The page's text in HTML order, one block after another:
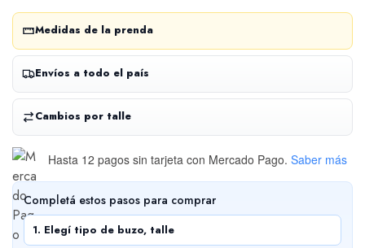
Medidas de la prenda
Envíos a todo el país
Cambios por talle
Hasta 12 pagos sin tarjeta con Mercado Pago. Saber más
Completá estos pasos para comprar
1. Elegí tipo de buzo, talle